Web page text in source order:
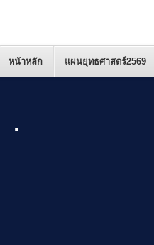
.
หน้าหลัก แผนยุทธศาสตร์2569